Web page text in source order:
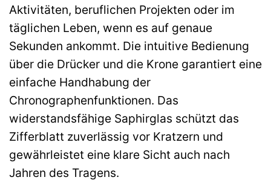
Aktivitäten, beruflichen Projekten oder im
täglichen Leben, wenn es auf genaue
Sekunden ankommt. Die intuitive Bedienung
über die Drücker und die Krone garantiert eine
einfache Handhabung der
Chronographenfunktionen. Das
widerstandsfähige Saphirglas schützt das
Zifferblatt zuverlässig vor Kratzern und
gewährleistet eine klare Sicht auch nach
Jahren des Tragens.